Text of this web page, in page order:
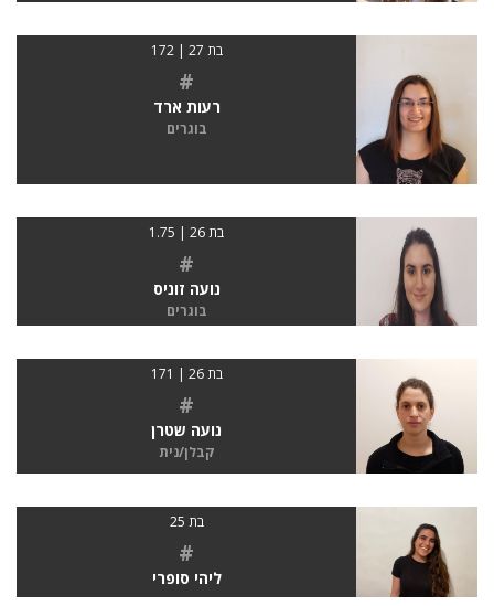
בת 27 | 172
#
רעות ארד
בוגרים
בת 26 | 1.75
#
נועה זוניס
בוגרים
בת 26 | 171
#
נועה שטרן
קבלן/נית
בת 25
#
ליהי סופרי